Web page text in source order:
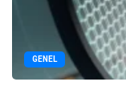
GENEL